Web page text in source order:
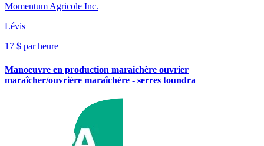
Momentum Agricole Inc.
Lévis
17 $ par heure
Manoeuvre en production maraichère ouvrier
maraîcher/ouvrière maraîchère - serres toundra